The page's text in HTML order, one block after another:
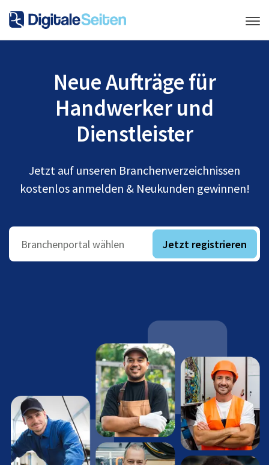
Neue Aufträge für
Handwerker und
Dienstleister
Jetzt auf unseren Branchenverzeichnissen
kostenlos anmelden & Neukunden gewinnen!
Branchenportal wählen Jetzt registrieren